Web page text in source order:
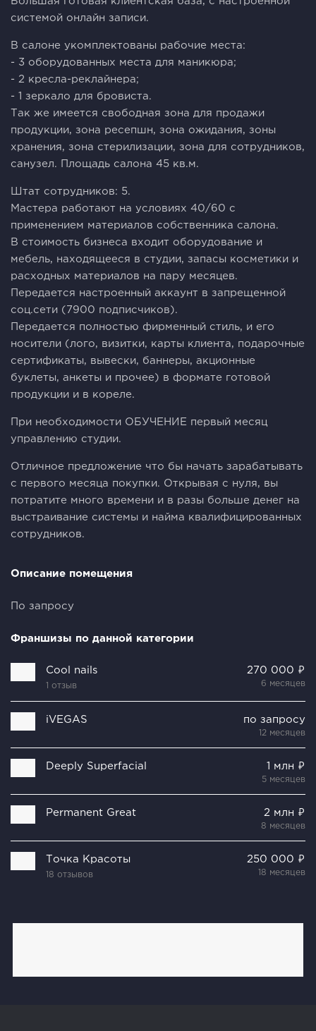
системой онлайн записи.
В салоне укомплектованы рабочие места:
- 3 оборудованных места для маникюра;
- 2 кресла-реклайнера;
- 1 зеркало для бровиста.
Так же имеется свободная зона для продажи
продукции, зона ресепшн, зона ожидания, зоны
хранения, зона стерилизации, зона для сотрудников,
санузел. Площадь салона 45 кв.м.
Штат сотрудников: 5.
Мастера работают на условиях 40/60 с
применением материалов собственника салона.
В стоимость бизнеса входит оборудование и
мебель, находящееся в студии, запасы косметики и
расходных материалов на пару месяцев.
Передается настроенный аккаунт в запрещенной
соц.сети (7900 подписчиков).
Передается полностью фирменный стиль, и его
носители (лого, визитки, карты клиента, подарочные
сертификаты, вывески, баннеры, акционные
буклеты, анкеты и прочее) в формате готовой
продукции и в кореле.
При необходимости ОБУЧЕНИЕ первый месяц
управлению студии.
Отличное предложение что бы начать зарабатывать
с первого месяца покупки. Открывая с нуля, вы
потратите много времени и в разы больше денег на
выстраивание системы и найма квалифицированных
сотрудников.
Описание помещения
По запросу
Франшизы по данной категории
Cool nails
1 отзыв
270 000 ₽
6 месяцев
iVEGAS по запросу
12 месяцев
Deeply Superfacial 1 млн ₽
5 месяцев
Permanent Great 2 млн ₽
8 месяцев
Точка Красоты
18 отзывов
250 000 ₽
18 месяцев